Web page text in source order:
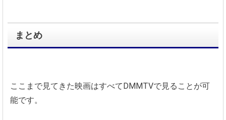
まとめ
ここまで見てきた映画はすべてDMMTVで見ることが可
能です。